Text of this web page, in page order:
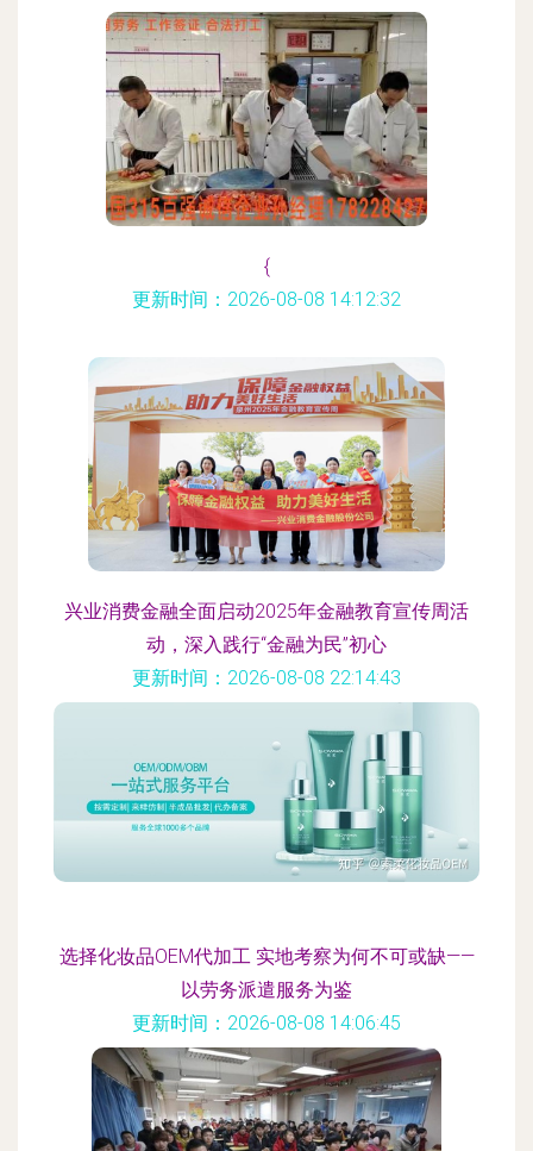
{
更新时间：2026-08-08 14:12:32
兴业消费金融全面启动2025年金融教育宣传周活
动，深入践行“金融为民”初心
更新时间：2026-08-08 22:14:43
选择化妆品OEM代加工 实地考察为何不可或缺——
以劳务派遣服务为鉴
更新时间：2026-08-08 14:06:45